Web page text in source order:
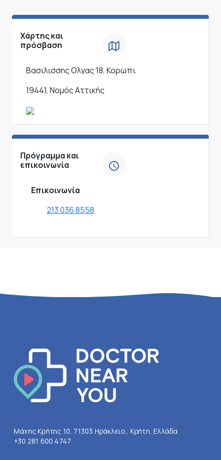
Χάρτης και
πρόσβαση
Βασιλισσης Ολγας 18, Κορωπι
19441, Νομός Αττικής
Πρόγραμμα και
επικοινωνία
Επικοινωνία
213 036 8558
Μάχης Κρήτης 10, 71303 Ηράκλειο , Κρήτη, Ελλάδα
+30 281 600 4747